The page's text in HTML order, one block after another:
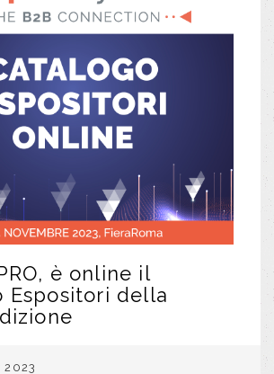
è online il
Espositori della
2023